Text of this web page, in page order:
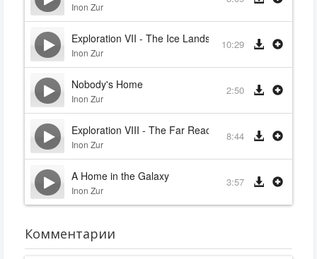
Inon Zur
Exploration VII - The Ice Lands
Inon Zur
10:29
Nobody's Home
Inon Zur
2:50
Exploration VIII - The Far Reaches
Inon Zur
8:44
A Home in the Galaxy
Inon Zur
3:57
Комментарии